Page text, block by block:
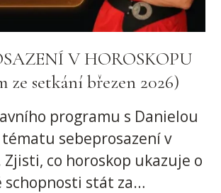
V HOROSKOPU
ze setkání březen 2026)
programu s Danielou
tématu sebeprosazení v
co horoskop ukazuje o
schopnosti stát za…